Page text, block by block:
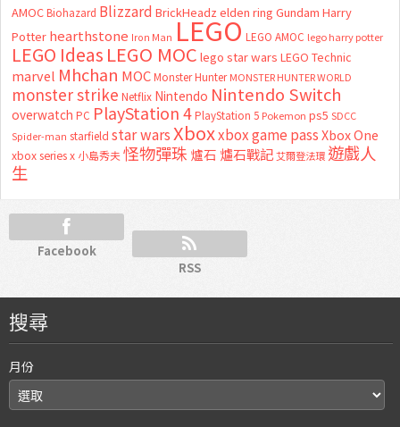
AMOC Biohazard Blizzard BrickHeadz elden ring Gundam Harry
Potter hearthstone Iron Man LEGO LEGO AMOC lego harry potter
LEGO Ideas LEGO MOC lego star wars LEGO Technic
marvel Mhchan MOC Monster Hunter MONSTER HUNTER WORLD
monster strike Netflix Nintendo Nintendo Switch
overwatch PC PlayStation 4 PlayStation 5 Pokemon ps5 SDCC
Spider-man starfield star warsXboxxbox game passXbox One
xbox series x 小島秀夫怪物彈珠 爐石 爐石戰記艾爾登法環 遊戲人
生
Facebook
RSS
搜尋
月份